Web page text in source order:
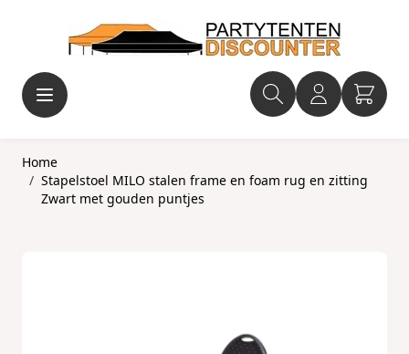
Home
/ Stapelstoel MILO stalen frame en foam rug en zitting
Zwart met gouden puntjes